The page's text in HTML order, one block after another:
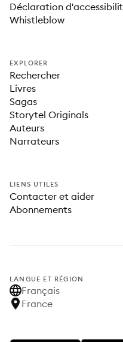
Déclaration
Whistleblow
EXPLORER
Rechercher
Livres
Sagas
Storytel Originals
Auteurs
Narrateurs
LIENS UTILES
Contacter et aider
Abonnements
LANGUE ET RÉGION
Français
France